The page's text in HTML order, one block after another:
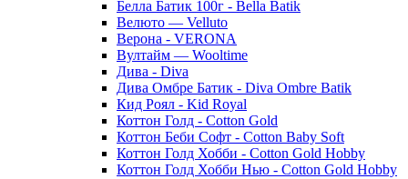
Белла Батик 100г - Bella Batik
Велюто — Velluto
Верона - VERONA
Вултайм — Wooltime
Дива - Diva
Дива Омбре Батик - Diva Ombre Batik
Кид Роял - Kid Royal
Коттон Голд - Cotton Gold
Коттон Беби Софт - Cotton Baby Soft
Коттон Голд Хобби - Cotton Gold Hobby
Коттон Голд Хобби Нью - Cotton Gold Hobby